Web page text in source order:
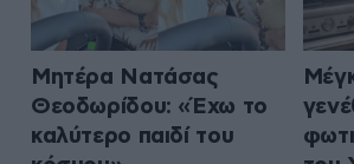
Μητέρα Νατάσας
Θεοδωρίδου: «Έχω το
καλύτερο παιδί του